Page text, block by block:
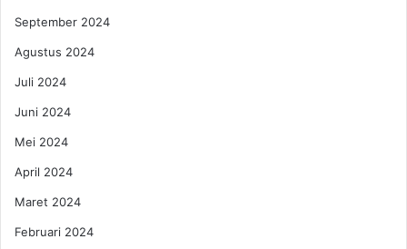
September 2024
Agustus 2024
Juli 2024
Juni 2024
Mei 2024
April 2024
Maret 2024
Februari 2024